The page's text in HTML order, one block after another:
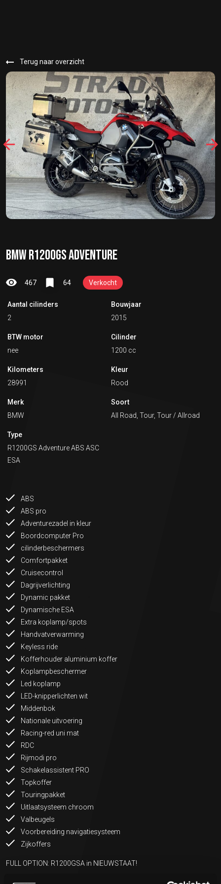
Terug naar overzicht
32421
BMW R1200GS ADVENTURE
467 64 Verkocht
Aantal cilinders
2
Bouwjaar
2015
BTW motor
nee
Cilinder
1200 cc
Kilometers
28991
Kleur
Rood
Merk
BMW
Soort
All Road, Tour, Tour / Allroad
Type
R1200GS Adventure ABS ASC
ESA
ABS
ABS pro
Adventurezadel in kleur
Boordcomputer Pro
cilinderbeschermers
Comfortpakket
Cruisecontrol
Dagrijverlichting
Dynamic pakket
Dynamische ESA
Extra koplamp/spots
Handvatverwarming
Keyless ride
Kofferhouder aluminium koffer
Koplampbeschermer
Led koplamp
LED-knipperlichten wit
Middenbok
Nationale uitvoering
Racing-red uni mat
RDC
Rijmodi pro
Schakelassistent PRO
Topkoffer
Touringpakket
Uitlaatsysteem chroom
Valbeugels
Voorbereiding navigatiesysteem
Zijkoffers
FULL OPTION: R1200GSA in NIEUWSTAAT!
Onderhoudshistorie: